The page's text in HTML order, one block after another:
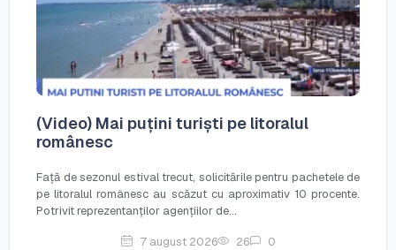
(Video) Mai puțini turiști pe litoralul
românesc
Față de sezonul estival trecut, solicitările pentru pachetele de
pe litoralul românesc au scăzut cu aproximativ 10 procente.
Potrivit reprezentanților agențiilor de...
7 august 2026 26 0